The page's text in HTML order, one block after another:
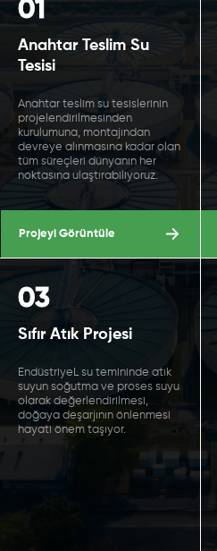
01
Anahtar Teslim Su
Tesisi
Anahtar teslim su tesislerinin
projelendirilmesinden
kurulumuna, montajından
devreye alınmasına kadar olan
tüm süreçleri dünyanın her
noktasına ulaştırabiliyoruz.
Projeyi Görüntüle
03
Sıfır Atık Projesi
EndüstriyeL su temininde atık
suyun soğutma ve proses suyu
olarak değerlendirilmesi,
doğaya deşarjının önlenmesi
hayati önem taşıyor.